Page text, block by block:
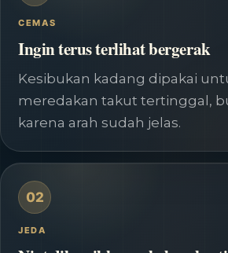
CEMAS
Ingin terus terlihat bergerak
Kesibukan kadang dipakai
meredakan takut tertinggal,
karena arah sudah jelas.
02
JEDA